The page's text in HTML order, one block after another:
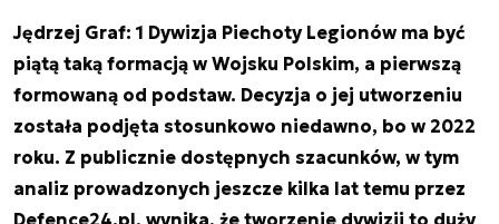
Jędrzej Graf: 1 Dywizja Piechoty Legionów ma być
piątą taką formacją w Wojsku Polskim, a pierwszą
formowaną od podstaw. Decyzja o jej utworzeniu
została podjęta stosunkowo niedawno, bo w 2022
roku. Z publicznie dostępnych szacunków, w tym
analiz prowadzonych jeszcze kilka lat temu przez
Defence24.pl, wynika, że tworzenie dywizji to duży